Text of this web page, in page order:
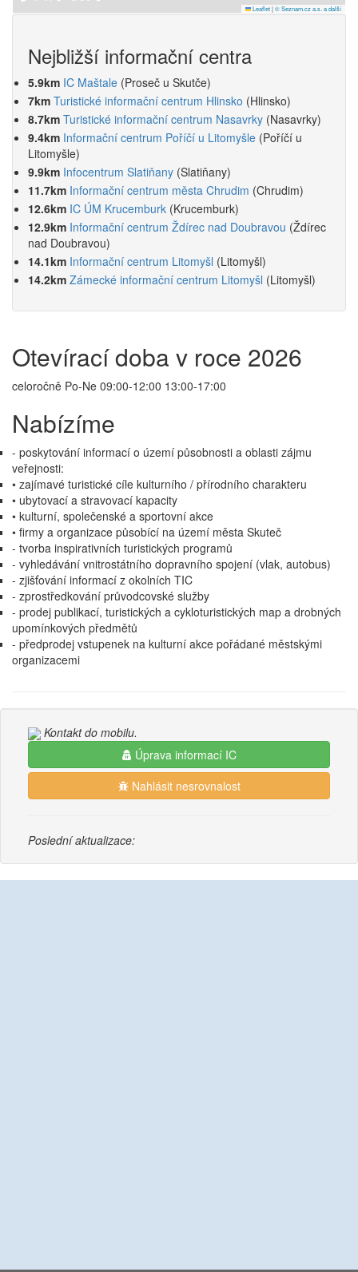
Leaflet|© Seznam.cz a.s. a další
Nejbližší informační centra
5.9km IC Maštale (Proseč u Skutče)
7km Turistické informační centrum Hlinsko (Hlinsko)
8.7km Turistické informační centrum Nasavrky (Nasavrky)
9.4km Informační centrum Poříčí u Litomyšle (Poříčí u
Litomyšle)
9.9km Infocentrum Slatiňany (Slatiňany)
11.7km Informační centrum města Chrudim (Chrudim)
12.6km IC ÚM Krucemburk (Krucemburk)
12.9km Informační centrum Ždírec nad Doubravou (Ždírec
nad Doubravou)
14.1km Informační centrum Litomyšl (Litomyšl)
14.2km Zámecké informační centrum Litomyšl (Litomyšl)
Otevírací doba v roce 2026
celoročně Po-Ne 09:00-12:00 13:00-17:00
Nabízíme
- poskytování informací o území působnosti a oblasti zájmu
veřejnosti:
• zajímavé turistické cíle kulturního / přírodního charakteru
• ubytovací a stravovací kapacity
• kulturní, společenské a sportovní akce
• firmy a organizace působící na území města Skuteč
- tvorba inspirativních turistických programů
- vyhledávání vnitrostátního dopravního spojení (vlak, autobus)
- zjišťování informací z okolních TIC
- zprostředkování průvodcovské služby
- prodej publikací, turistických a cykloturistických map a drobných
upomínkových předmětů
- předprodej vstupenek na kulturní akce pořádané městskými
organizacemi
Kontakt do mobilu.
Úprava informací IC
Nahlásit nesrovnalost
Poslední aktualizace: